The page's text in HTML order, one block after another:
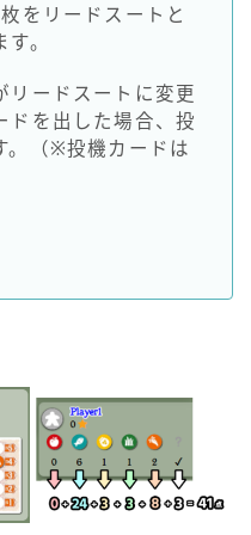
をリードスートと
。
リードスートに変更
ドを出した場合、投
。（※投機カードは